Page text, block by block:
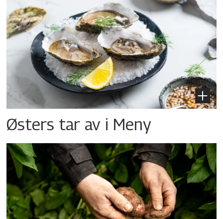
Østers tar av i Meny